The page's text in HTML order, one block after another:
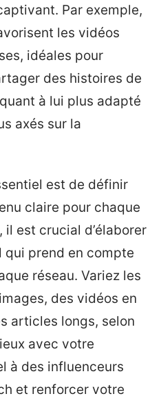
Par exemple,
les vidéos
idéales pour
des histoires de
à lui plus adapté
axés sur la
est de définir
claire pour chaque
est crucial d’élaborer
prend en compte
réseau. Variez les
des vidéos en
articles longs, selon
avec votre
à des influenceurs
et renforcer votre